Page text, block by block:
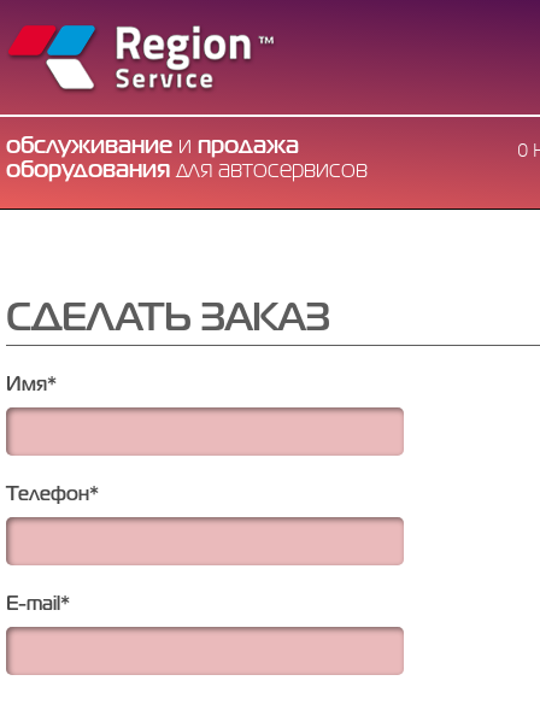
обслуживание ипродажа
оборудования для автосервисов
О
СДЕЛАТЬ ЗАКАЗ
Имя*
Телефон *
E-mail *